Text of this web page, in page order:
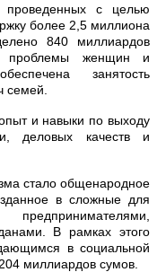
проведенных с целью
более 2,5 миллиона
840 миллиардов
проблемы женщин и
занятость
семей.
и навыки по выходу
деловых качеств и
стало общенародное
в сложные для
В рамках этого
в социальной
миллиардов сумов.